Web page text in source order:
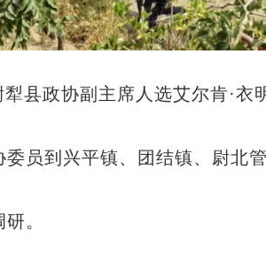
犁县政协副主席人选艾尔肯·衣
委员到兴平镇、团结镇、尉北
。